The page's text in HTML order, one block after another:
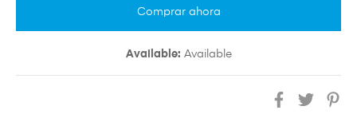
Comprar ahora
Available: Available
Compartir
Tuitear